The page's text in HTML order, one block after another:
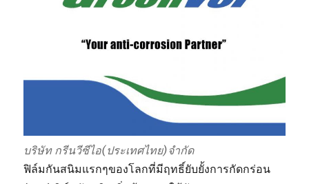
ใส่
บริษัท กรีนวีซีไอ(ประเทศไทย)จำกัด
ฟิล์มกันสนิมแรกๆของโลกที่มีฤทธิ์ยับยั้งการกัดกร่อน